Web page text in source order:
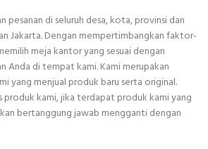
pesanan di seluruh desa, kota, provinsi dan
Jakarta. Dengan mempertimbangkan faktor-
meja kantor yang sesuai dengan
Anda di tempat kami. Kami merupakan
yang menjual produk baru serta original.
produk kami, jika terdapat produk kami yang
bertanggung jawab mengganti dengan